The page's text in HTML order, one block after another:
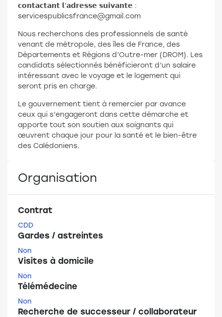
𝗰𝗼𝗻𝘁𝗮𝗰𝘁𝗮𝗻𝘁 𝗹’𝗮𝗱𝗿𝗲𝘀𝘀𝗲 𝘀𝘂𝗶𝘃𝗮𝗻𝘁𝗲 :
servicespublicsfrance@gmail.com
Nous recherchons des professionnels de santé
venant de métropole, des îles de France, des
Départements et Régions d’Outre-mer (DROM). Les
candidats sélectionnés bénéficieront d’un salaire
intéressant avec le voyage et le logement qui
seront pris en charge.
Le gouvernement tient à remercier par avance
ceux qui s’engageront dans cette démarche et
apporte tout son soutien aux soignants qui
œuvrent chaque jour pour la santé et le bien-être
des Calédoniens.
Organisation
Contrat
CDD
Gardes / astreintes
Non
Visites à domicile
Non
Télémédecine
Non
Recherche de successeur / collaborateur